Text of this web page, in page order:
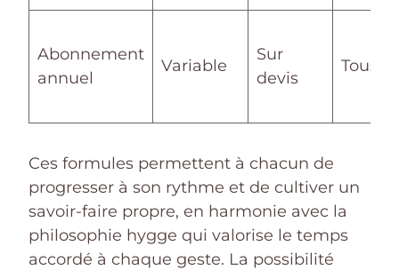
Abonnement
annuel
Variable
Sur
devis
Tous
Ces formules permettent à chacun de
progresser à son rythme et de cultiver un
savoir-faire propre, en harmonie avec la
philosophie hygge qui valorise le temps
accordé à chaque geste. La possibilité